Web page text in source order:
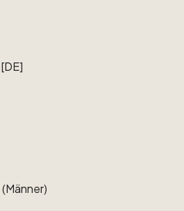
[DE]
(Männer)